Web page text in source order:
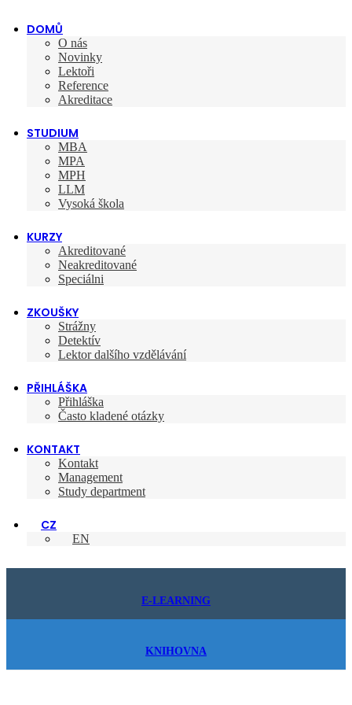
DOMŮ
O nás
Novinky
Lektoři
Reference
Akreditace
STUDIUM
MBA
MPA
MPH
LLM
Vysoká škola
KURZY
Akreditované
Neakreditované
Speciálni
ZKOUŠKY
Strážny
Detektív
Lektor dalšího vzdělávání
PŘIHLÁŠKA
Přihláška
Často kladené otázky
KONTAKT
Kontakt
Management
Study department
CZ
EN
E-LEARNING
KNIHOVNA